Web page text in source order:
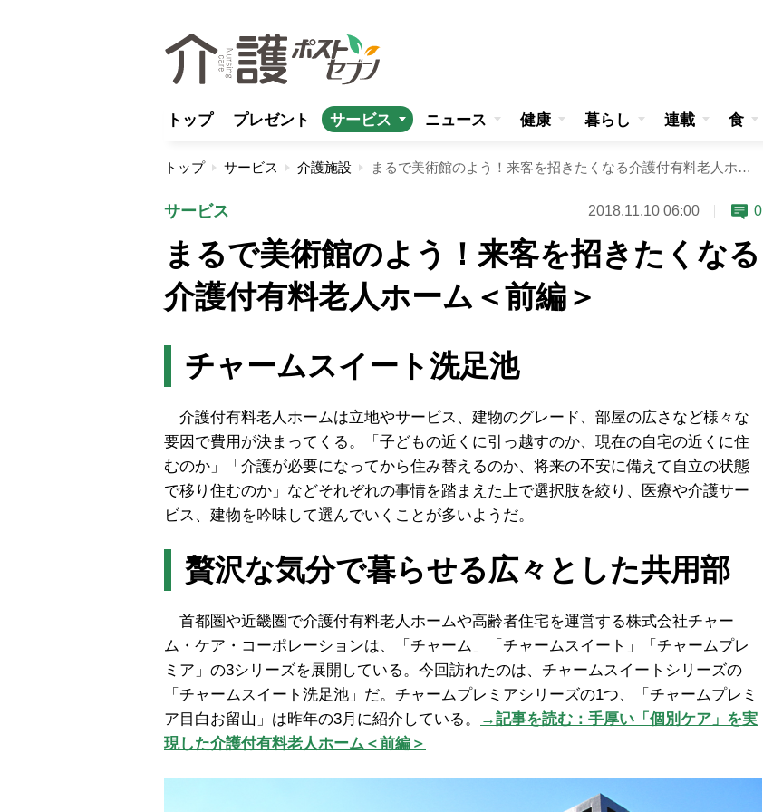
トップ プレゼント サービス ニュース 健康 暮らし 連載 食
トップ サービス 介護施設 まるで美術館のよう！来客を招きたくなる介護付有料老人ホーム＜前編＞
サービス 2018.11.10 06:00 0
まるで美術館のよう！来客を招きたくなる
介護付有料老人ホーム＜前編＞
チャームスイート洗足池
介護付有料老人ホームは立地やサービス、建物のグレード、部屋の広さなど様々な
要因で費用が決まってくる。「子どもの近くに引っ越すのか、現在の自宅の近くに住
むのか」「介護が必要になってから住み替えるのか、将来の不安に備えて自立の状態
で移り住むのか」などそれぞれの事情を踏まえた上で選択肢を絞り、医療や介護サー
ビス、建物を吟味して選んでいくことが多いようだ。
贅沢な気分で暮らせる広々とした共用部
首都圏や近畿圏で介護付有料老人ホームや高齢者住宅を運営する株式会社チャー
ム・ケア・コーポレーションは、「チャーム」「チャームスイート」「チャームプレ
ミア」の3シリーズを展開している。今回訪れたのは、チャームスイートシリーズの
「チャームスイート洗足池」だ。チャームプレミアシリーズの1つ、「チャームプレミ
ア目白お留山」は昨年の3月に紹介している。
→記事を読む：手厚い「個別ケア」を実
現した介護付有料老人ホーム＜前編＞